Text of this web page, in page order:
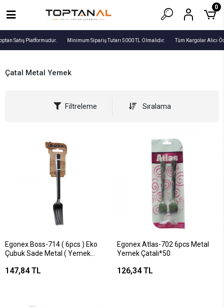
Satış Platformudur. Minimum Sipariş Tutarı 5000 TL Olmalıdır. Tüm Kargolar Alıcı
0
Çatal Metal Yemek
Filtreleme Sıralama
Egonex Boss-714 ( 6pcs ) Eko
Çubuk Sade Metal ( Yemek
147,84 TL
Egonex Atlas-702 6pcs Metal
Yemek Çatalı*50
126,34 TL